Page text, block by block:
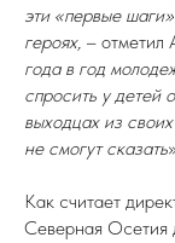
эти «первые
героях, – отметил
года в год
спросить у детей
выходцах из
не смогут сказать
Как считает
Северная Осетия